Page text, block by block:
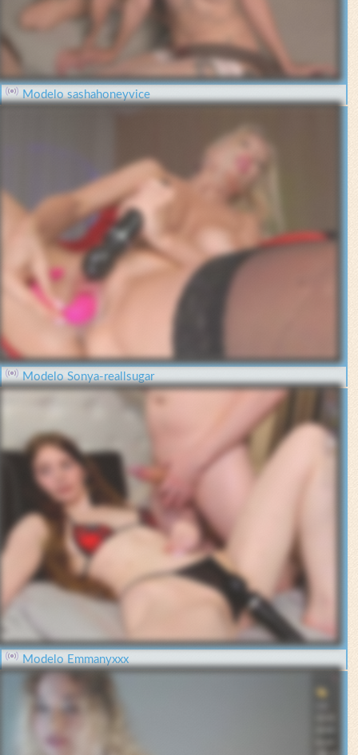
Modelo sashahoneyvice
Modelo Sonya-reallsugar
Modelo Emmanyxxx